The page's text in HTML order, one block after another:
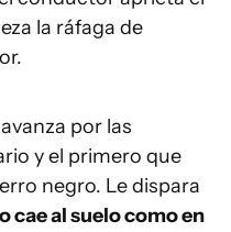
la ráfaga de
por las
y el primero que
negro. Le dispara
cae al suelo como en